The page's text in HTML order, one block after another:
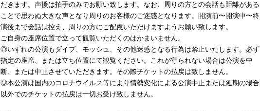
だきます。声援は拍手のみでお願い致します。なお、周りの方との会話も距離がある
ことで思わぬ大きな声となり周りのお客様のご迷惑となります。開演前〜開演中〜終
演後まで会話は控え、周りの方にご配慮いただけますようお願い致します。
ご自身の座席位置で立って観覧いただくのはかまいません。
◎いずれの公演もダイブ、モッシュ、その他迷惑となる行為は禁止いたします。必ず
指定の座席、または立ち位置にて観覧ください。これが守られない場合は公演を中
断、または中止させていただきます。その際チケットの払戻は致しません。
◎本公演は国内のコロナウイルス等により情勢変化による公演中止または延期の場合
以外でのチケットの払戻は一切お受け致しません。